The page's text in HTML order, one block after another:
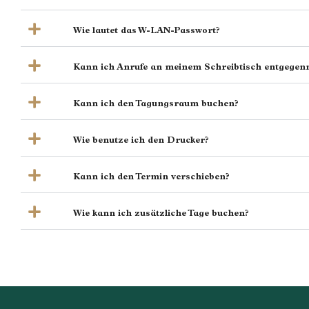
Wie lautet das W-LAN-Passwort?
Kann ich Anrufe an meinem Schreibtisch
Kann ich den Tagungsraum buchen?
Wie benutze ich den Drucker?
Kann ich den Termin verschieben?
Wie kann ich zusätzliche Tage buchen?